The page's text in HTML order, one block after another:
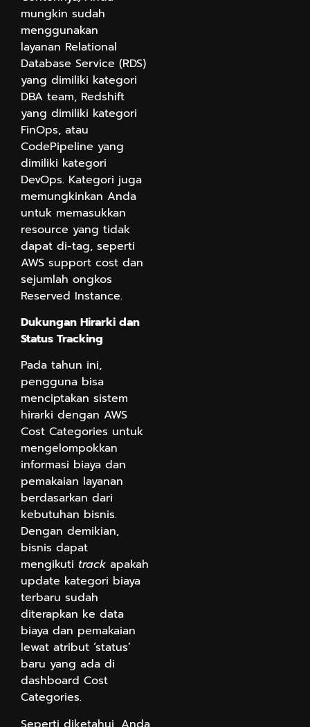
mungkin sudah
menggunakan
layanan Relational
Database Service (RDS)
yang dimiliki kategori
DBA team, Redshift
yang dimiliki kategori
FinOps, atau
CodePipeline yang
dimiliki kategori
DevOps. Kategori juga
memungkinkan Anda
untuk memasukkan
resource yang tidak
dapat di-tag, seperti
AWS support cost dan
sejumlah ongkos
Reserved Instance.
Dukungan Hirarki dan
Status Tracking
Pada tahun ini,
pengguna bisa
menciptakan sistem
hirarki dengan AWS
Cost Categories untuk
mengelompokkan
informasi biaya dan
pemakaian layanan
berdasarkan dari
kebutuhan bisnis.
Dengan demikian,
bisnis dapat
mengikuti track apakah
update kategori biaya
terbaru sudah
diterapkan ke data
biaya dan pemakaian
lewat atribut ‘status’
baru yang ada di
dashboard Cost
Categories.